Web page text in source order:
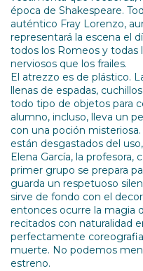
época de Shakespeare.
auténtico Fray Lorenzo,
representará la escena el
todos los Romeos y todas
nerviosos que los frailes.
El atrezzo es de plástico.
llenas de espadas,
todo tipo de objetos para
alumno, incluso, lleva un
con una poción
están desgastados del
Elena García, la profesora,
primer grupo se prepara
guarda un respetuoso
sirve de fondo con el
entonces ocurre la magia
recitados con naturalidad
perfectamente
muerte. No podemos
estreno.